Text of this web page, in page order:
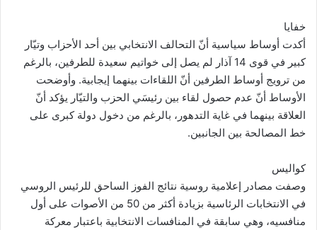
خفايا‎
أكدت أوساط سياسية أنّ التحالف الانتخابي بين أحد الأحزاب وتيّار
كبير في قوى 14 آذار لم يصل إلى خواتيم سعيدة ‏للطرفين، بالرغم
من ترويج أوساط الطرفين أنّ اللقاءات بينهما إيجابية. وأوضحت
الأوساط أنّ عدم حصول لقاء بين ‏رئيسَي الحزب والتيّار يؤكد أنّ
العلاقة بينهما في غاية التدهور، بالرغم من دخول دولة كبرى على
خط المصالحة بين ‏الجانبين‎.
كواليس‎
وصفت مصادر إعلامية روسية نتائج الفوز الساحق للرئيس الروسي
في الانتخابات الرئاسية بزيادة أكثر من 50 من ‏الأصوات على أول
منافسيه، وهي سابقة في المنافسات الانتخابية باعتبار معركة